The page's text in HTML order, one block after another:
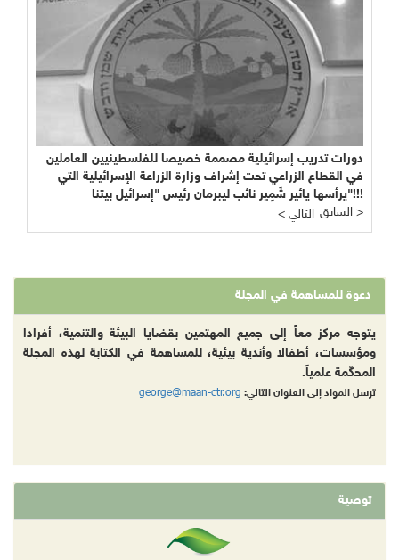
دورات تدريب إسرائيلية مصممة خصيصا للفلسطينيين العاملين
في القطاع الزراعي تحت إشراف وزارة الزراعة الإسرائيلية التي
يرأسها يائير شَمِير نائب ليبرمان رئيس "إسرائيل بيتنا"!!!
< التالي
السابق >
دعوة للمساهمة في المجلة
يتوجه مركز معاً إلى جميع المهتمين بقضايا البيئة والتنمية، أفرادا
ومؤسسات، أطفالا وأندية بيئية، للمساهمة في الكتابة لهذه المجلة
المحكّمة علمياً.
ترسل المواد إلى العنوان التالي: george@maan-ctr.org
توصية